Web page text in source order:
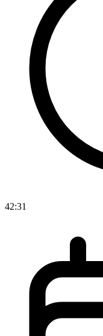
42:31